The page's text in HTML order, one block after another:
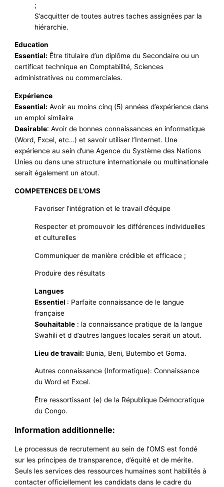
;
S’acquitter de toutes autres taches assignées par la
hiérarchie.
Education
Essential: Être titulaire d’un diplôme du Secondaire ou un
certificat technique en Comptabilité, Sciences
administratives ou commerciales.
Expérience
Essential: Avoir au moins cinq (5) années d’expérience dans
un emploi similaire
Desirable: Avoir de bonnes connaissances en informatique
(Word, Excel, etc…) et savoir utiliser l’Internet. Une
expérience au sein d’une Agence du Système des Nations
Unies ou dans une structure internationale ou multinationale
serait également un atout.
COMPETENCES DE L’OMS
Favoriser l’intégration et le travail d’équipe
Respecter et promouvoir les différences individuelles
et culturelles
Communiquer de manière crédible et efficace ;
Produire des résultats
Langues
Essentiel : Parfaite connaissance de le langue
française
Souhaitable : la connaissance pratique de la langue
Swahili et d d’autres langues locales serait un atout.
Lieu de travail: Bunia, Beni, Butembo et Goma.
Autres connaissance (Informatique): Connaissance
du Word et Excel.
Être ressortissant (e) de la République Démocratique
du Congo.
Information additionnelle:
Le processus de recrutement au sein de l’OMS est fondé
sur les principes de transparence, d’équité et de mérite.
Seuls les services des ressources humaines sont habilités à
contacter officiellement les candidats dans le cadre du